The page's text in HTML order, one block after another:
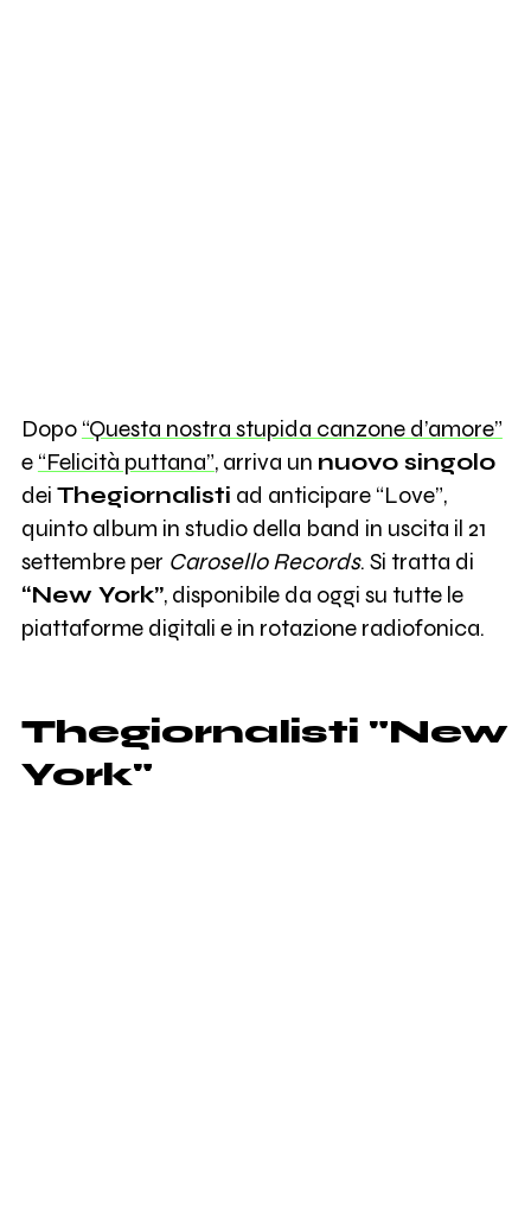
Dopo “Questa nostra stupida canzone d’amore”
e “Felicità puttana”, arriva un nuovo singolo
dei Thegiornalisti ad anticipare “Love”,
quinto album in studio della band in uscita il 21
settembre per Carosello Records. Si tratta di
“New York”, disponibile da oggi su tutte le
piattaforme digitali e in rotazione radiofonica.
Thegiornalisti "New
York"